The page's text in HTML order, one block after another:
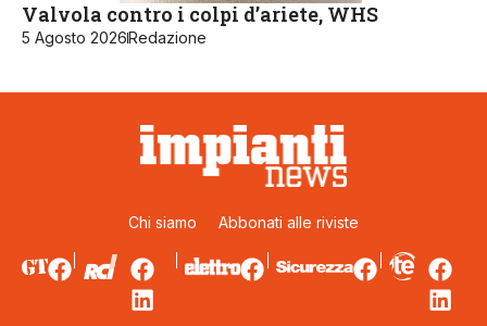
Valvola contro i colpi d’ariete, WHS
5 Agosto 2026Redazione
Chi siamo Abbonati alle riviste